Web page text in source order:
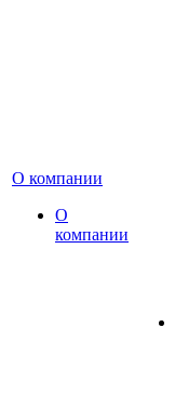
О компании
О
компании